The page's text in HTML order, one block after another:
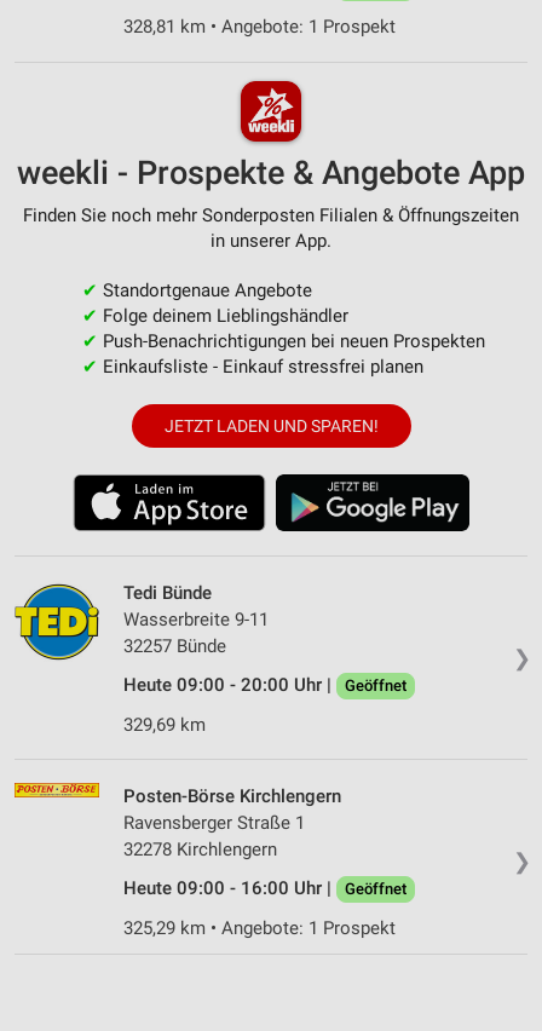
328,81 km • Angebote: 1 Prospekt
weekli - Prospekte & Angebote App
Finden Sie noch mehr Sonderposten Filialen & Öffnungszeiten
in unserer App.
✔ Standortgenaue Angebote
✔ Folge deinem Lieblingshändler
✔ Push-Benachrichtigungen bei neuen Prospekten
✔ Einkaufsliste - Einkauf stressfrei planen
JETZT LADEN UND SPAREN!
❯
Tedi Bünde
Wasserbreite 9-11
32257 Bünde
Heute 09:00 - 20:00 Uhr |
Geöffnet
329,69 km
❯
Posten-Börse Kirchlengern
Ravensberger Straße 1
32278 Kirchlengern
Heute 09:00 - 16:00 Uhr |
Geöffnet
325,29 km • Angebote: 1 Prospekt